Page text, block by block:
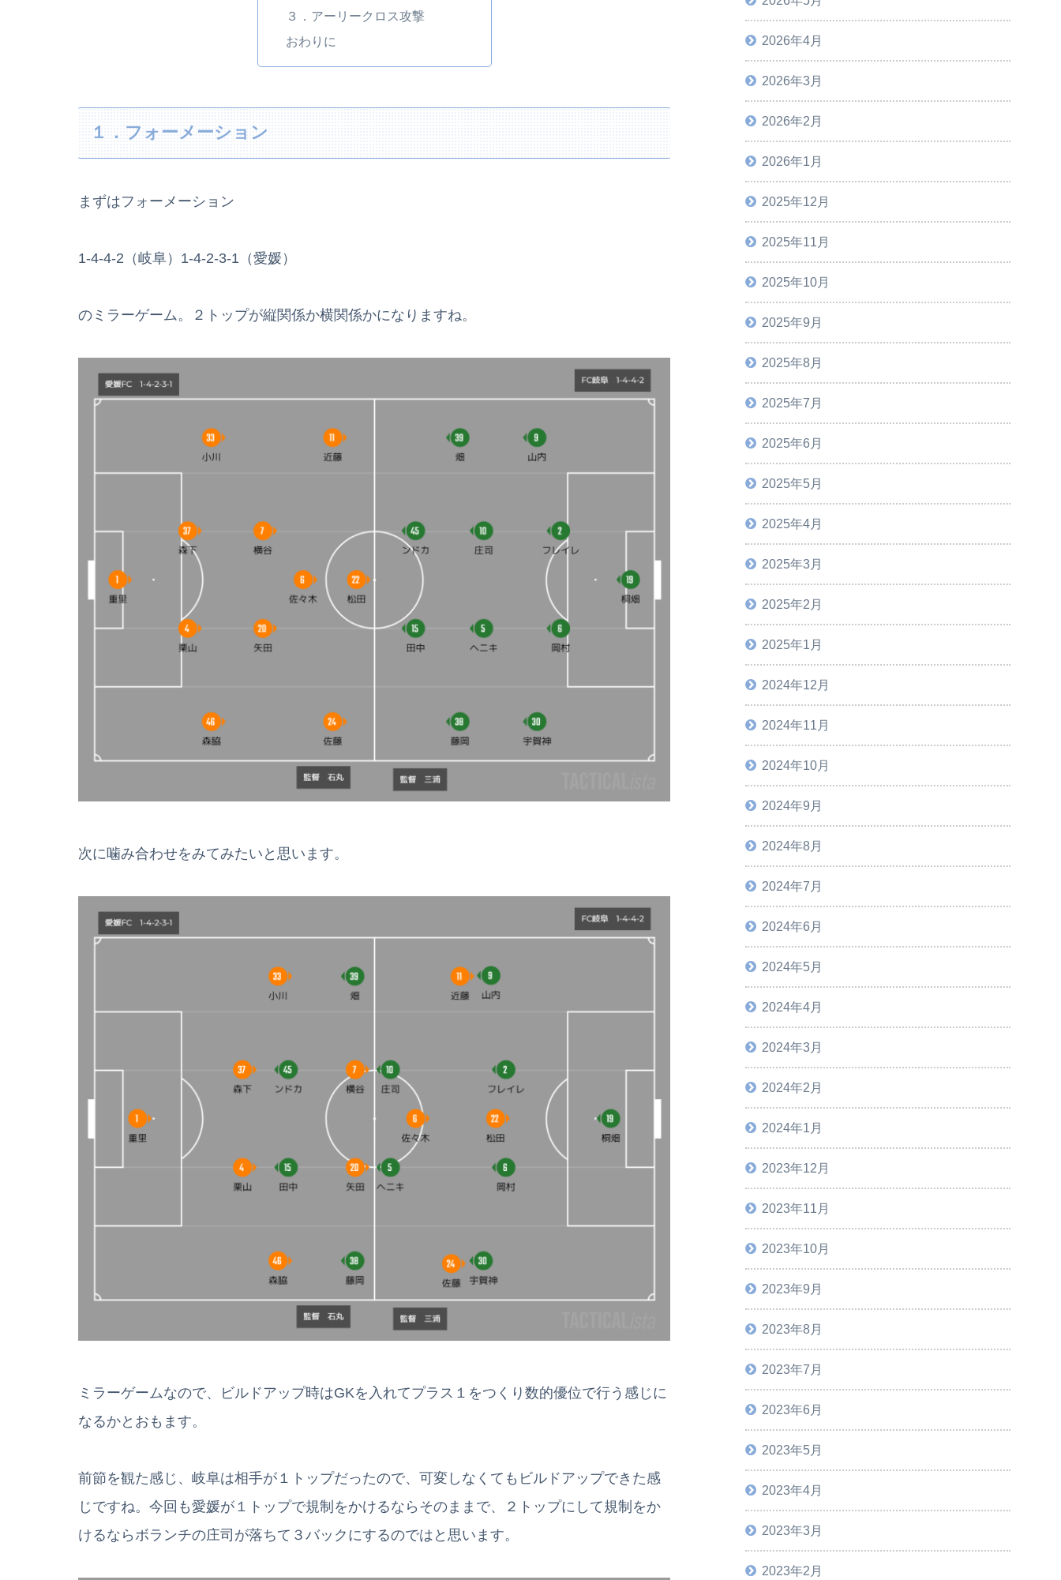
３．アーリークロス攻撃
おわりに
１．フォーメーション
まずはフォーメーション
1-4-4-2（岐阜）1-4-2-3-1（愛媛）
のミラーゲーム。２トップが縦関係か横関係かになりますね。
次に噛み合わせをみてみたいと思います。
ミラーゲームなので、ビルドアップ時はGKを入れてプラス１をつくり数的優位で行う感じに
なるかとおもます。
前節を観た感じ、岐阜は相手が１トップだったので、可変しなくてもビルドアップできた感
じですね。今回も愛媛が１トップで規制をかけるならそのままで、２トップにして規制をか
けるならボランチの庄司が落ちて３バックにするのではと思います。
2026年4月
2026年3月
2026年2月
2026年1月
2025年12月
2025年11月
2025年10月
2025年9月
2025年8月
2025年7月
2025年6月
2025年5月
2025年4月
2025年3月
2025年2月
2025年1月
2024年12月
2024年11月
2024年10月
2024年9月
2024年8月
2024年7月
2024年6月
2024年5月
2024年4月
2024年3月
2024年2月
2024年1月
2023年12月
2023年11月
2023年10月
2023年9月
2023年8月
2023年7月
2023年6月
2023年5月
2023年4月
2023年3月
2023年2月